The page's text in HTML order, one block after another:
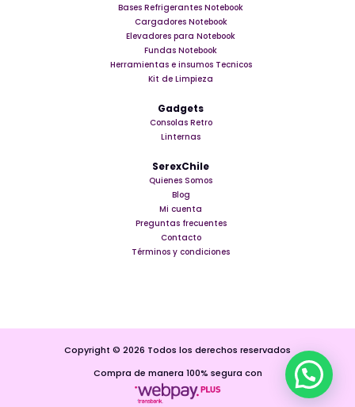
Bases Refrigerantes Notebook
Cargadores Notebook
Elevadores para Notebook
Fundas Notebook
Herramientas e insumos Tecnicos
Kit de Limpieza
Gadgets
Consolas Retro
Linternas
SerexChile
Quienes Somos
Blog
Mi cuenta
Preguntas frecuentes
Contacto
Términos y condiciones
Copyright © 2026 Todos los derechos reservados
Compra de manera 100% segura con